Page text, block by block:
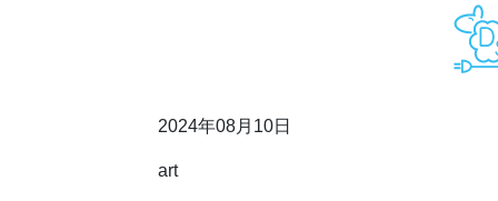
2024年08月10日
art